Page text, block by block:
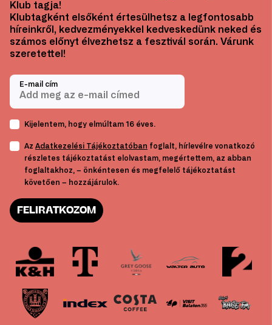
Klub tagja!
Klubtagként elsőként értesülhetsz a legfontosabb
híreinkről, kedvezményekkel kedveskedünk neked és
számos előnyt élvezhetsz a fesztivál során. Várunk
szeretettel!
E-mail cím
Kijelentem, hogy elmúltam 16 éves.
Az Adatkezelési Tájékoztatóban foglalt, hírlevélre vonatkozó
részletes tájékoztatást elolvastam, megértettem, az abban
foglaltakhoz, – önkéntesen és megfelelő tájékoztatást
követően – hozzájárulok.
FELIRATKOZOM